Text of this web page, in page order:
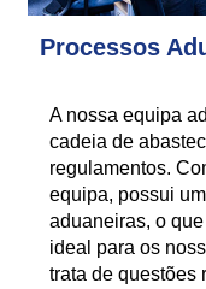
Processos
A nossa equipa
cadeia de
regulamentos.
equipa, possui
aduaneiras, o
ideal para os
trata de questões